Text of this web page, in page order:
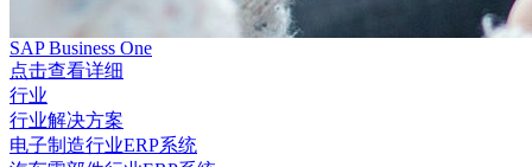
SAP Business One
点击查看详细
行业
行业解决方案
电子制造行业ERP系统